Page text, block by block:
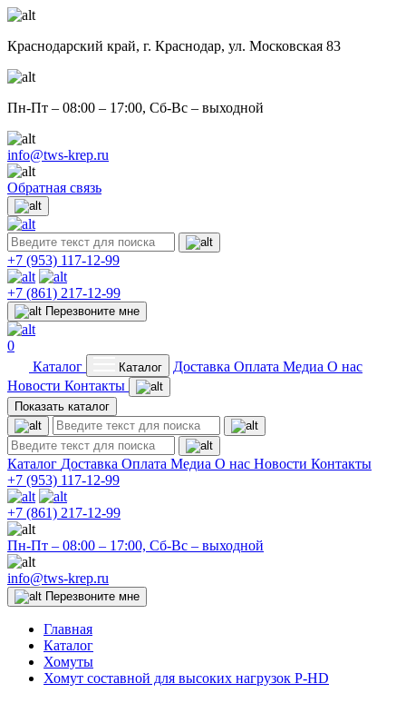
Краснодарский край, г. Краснодар, ул. Московская 83
Пн-Пт – 08:00 – 17:00, Сб-Вс – выходной
info@tws-krep.ru
Обратная связь
+7 (953) 117-12-99
+7 (861) 217-12-99
Перезвоните мне
0
Каталог
Каталог Доставка Оплата Медиа О нас
Новости Контакты
Показать каталог
Каталог Доставка Оплата Медиа О нас Новости Контакты
+7 (953) 117-12-99
+7 (861) 217-12-99
Пн-Пт – 08:00 – 17:00, Сб-Вс – выходной
info@tws-krep.ru
Перезвоните мне
Главная
Каталог
Хомуты
Хомут составной для высоких нагрузок P-НD